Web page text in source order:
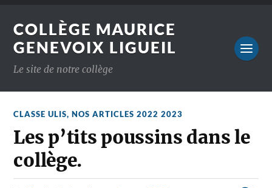
COLLÈGE MAURICE
GENEVOIX LIGUEIL
Le site de notre collège
CLASSE ULIS,NOS ARTICLES 2022 2023
Les p’tits poussins dans le
collège.